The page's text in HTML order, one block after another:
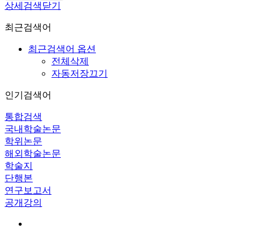
상세검색닫기
최근검색어
최근검색어 옵션
전체삭제
자동저장끄기
인기검색어
통합검색
국내학술논문
학위논문
해외학술논문
학술지
단행본
연구보고서
공개강의